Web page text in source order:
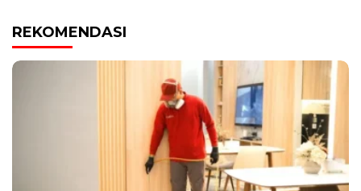
REKOMENDASI